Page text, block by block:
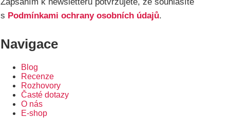
s Podmínkami ochrany osobních údajů.
Navigace
Blog
Recenze
Rozhovory
Časté dotazy
O nás
E-shop